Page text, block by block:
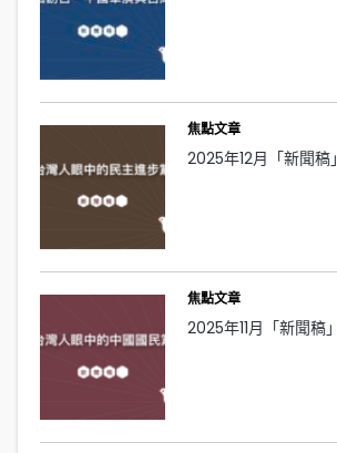
焦點文章
2025年12月「新聞稿」
焦點文章
2025年11月「新聞稿」